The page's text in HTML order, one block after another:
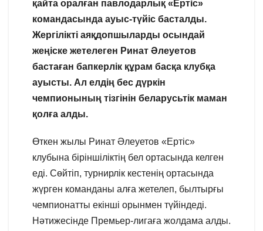
қайта оралған павлодарлық «Ертіс»
командасында ауыс-түйіс басталды.
Жергілікті аяқдопшыларды осындай
жеңіске жетелеген Ринат Әлеуетов
бастаған бапкерлік құрам басқа клубқа
ауысты. Ал елдің бес дүркін
чемпионының тізгінін беларусьтік маман
қолға алды.
Өткен жылы Ринат Әлеуетов «Ертіс»
клубына біріншіліктің бел ортасында келген
еді. Сөйтіп, турнирлік кестенің ортасында
жүрген команданы алға жетелеп, былтырғы
чемпионатты екінші орынмен түйіндеді.
Нәтижесінде Премьер-лигаға жолдама алды.